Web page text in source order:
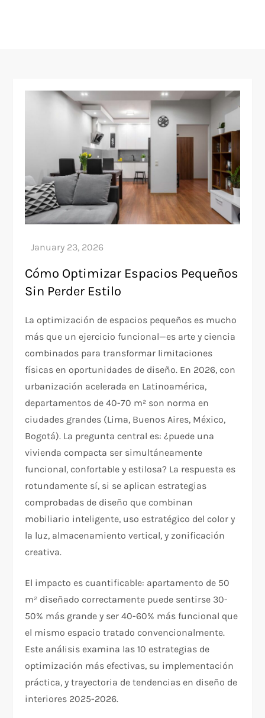
Cómo Optimizar Espacios Pequeños
Sin Perder Estilo
La optimización de espacios pequeños es mucho
más que un ejercicio funcional—es arte y ciencia
combinados para transformar limitaciones
físicas en oportunidades de diseño. En 2026, con
urbanización acelerada en Latinoamérica,
departamentos de 40-70 m² son norma en
ciudades grandes (Lima, Buenos Aires, México,
Bogotá). La pregunta central es: ¿puede una
vivienda compacta ser simultáneamente
funcional, confortable y estilosa? La respuesta es
rotundamente sí, si se aplican estrategias
comprobadas de diseño que combinan
mobiliario inteligente, uso estratégico del color y
la luz, almacenamiento vertical, y zonificación
creativa.
El impacto es cuantificable: apartamento de 50
m² diseñado correctamente puede sentirse 30-
50% más grande y ser 40-60% más funcional que
el mismo espacio tratado convencionalmente.
Este análisis examina las 10 estrategias de
optimización más efectivas, su implementación
práctica, y trayectoria de tendencias en diseño de
interiores 2025-2026.